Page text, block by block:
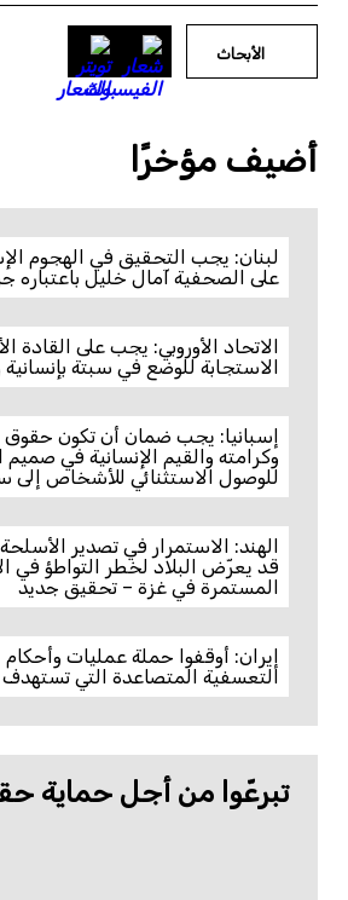
الأبحاث
أضيف مؤخرًا
لبنان: يجب التحقيق في الهجوم
على الصحفية آمال خليل باعتباره
الاتحاد الأوروبي: يجب على القادة
الاستجابة للوضع في سبتة
إسبانيا: يجب ضمان أن تكون حقوق
وكرامته والقيم الإنسانية في صميم
للوصول الاستثنائي للأشخاص إلى
الهند: الاستمرار في تصدير
قد يعرّض البلاد لخطر التواطؤ في
المستمرة في غزة – تحقيق جديد
إيران: أوقفوا حملة عمليات وأحكام
التعسفية المتصاعدة التي
تبرعّوا من أجل حماية